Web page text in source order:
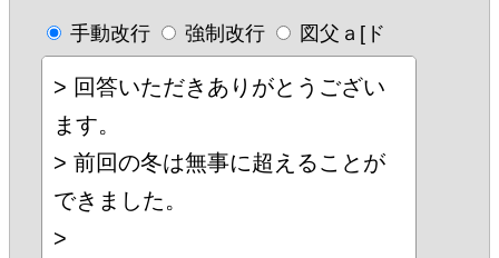
手動改行 強制改行 図父ａ[ド